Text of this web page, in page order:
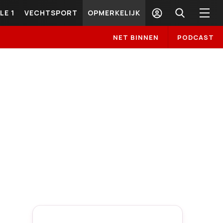
1 VECHTSPORT OPMERKELIJK
NET BINNEN PODCAST